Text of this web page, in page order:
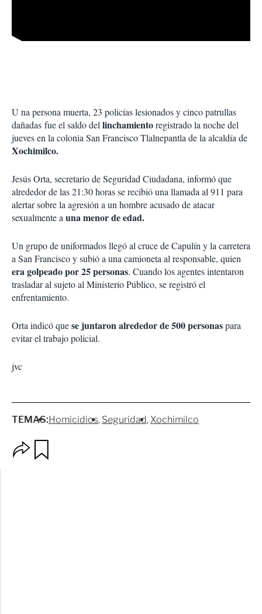
U na persona muerta, 23 policías lesionados y cinco patrullas
dañadas fue el saldo del linchamientoregistrado la noche del
jueves en la colonia San Francisco Tlalnepantla de la alcaldía de
Xochimilco.
Jesús Orta, secretario de Seguridad Ciudadana, informó que
alrededor de las 21:30 horas se recibió una llamada al 911 para
alertar sobre la agresión a un hombre acusado de atacar
sexualmente a una menor de edad.
Un grupo de uniformados llegó al cruce de Capulín y la carretera
a San Francisco y subió a una camioneta al responsable, quien
era golpeado por 25 personas. Cuando los agentes intentaron
trasladar al sujeto al Ministerio Público, se registró el
enfrentamiento.
Orta indicó quese juntaron alrededor de 500 personaspara
evitar el trabajo policial.
jvc
TEMAS:Homicidios Seguridad Xochimilco
p